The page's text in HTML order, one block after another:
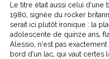
Le titre était aussi celui
1980, signée du rocker
serait ici plutôt ironique : la
adolescente de quinze ans,
Alessio, n’est pas
bord d’un lac, qui vaut